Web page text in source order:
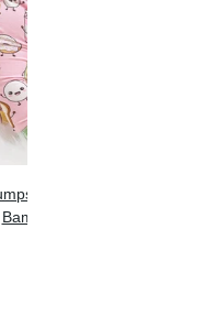
de Bebé de
Bambú